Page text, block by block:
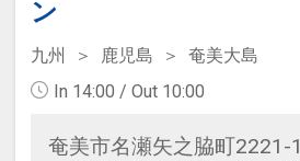
ン
九州 鹿児島
奄美大島
In 14:00 / Out 10:00
奄美市名瀬矢之脇町2221-1